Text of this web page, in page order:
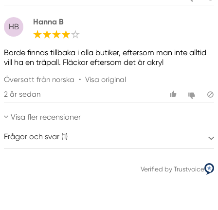
HB
Hanna B
Borde finnas tillbaka i alla butiker, eftersom man inte alltid
vill ha en träpall. Fläckar eftersom det är akryl
Översatt från norska • Visa original
2 år sedan
Visa fler recensioner
Frågor och svar (1)
Verified by Trustvoice